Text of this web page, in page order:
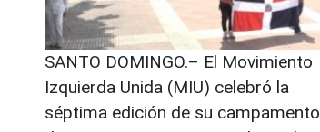
SANTO DOMINGO.– El Movimiento
Izquierda Unida (MIU) celebró la
séptima edición de su campamento